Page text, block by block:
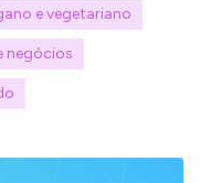
e vegetariano
negócios